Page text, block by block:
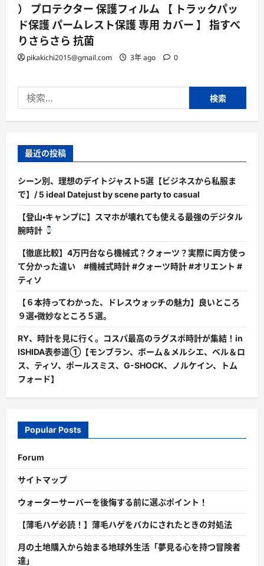
） プロテクター 保護フィルム 【 トラックパッ
ド保護 パームレスト保護 専用 カバー 】 指すべ
りさらさら 抗菌
pikakichi2015@gmail.com 3年 ago 0
索:
最近の投稿
シーン別、理想のデイトジャスト5選【ビジネスから私服ま
で】/ 5 ideal Datejust by scene party to casual
【登山・キャンプに】スマホが壊れても使える最強のデジタル
腕時計
【徹底比較】4万円台なら機械式？クォーツ？実際に両方使っ
て分かった違い #機械式時計 #クォーツ時計 #オリエント #
ティソ
【６本持ってわかった、ドレスウォッチの魅力】良いところ
９選・微妙なところ５選。
RY、時計を見に行く。コスパ最高のラグスポ時計が集結！in
ISHIDA表参道①【モンブラン、ボーム＆メルシエ、ベル＆ロ
ス、ティソ、ポールスミス、G-SHOCK、ノルケイン、トム
フォード】
Popular Posts
Forum
サイトマップ
ウォーターサーバーを後悔する前に選ぶポイント！
【薄毛ハゲ必読！】薄毛ハゲをバカにされたときの対処法
月の土地購入から始まる地球外生活「夢見る心を持つ冒険者
達」